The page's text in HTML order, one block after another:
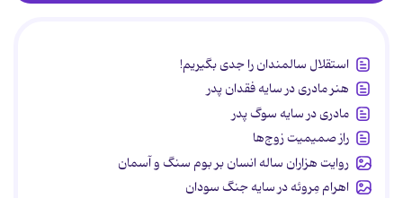
استقلال سالمندان را جدی بگیریم!
هنر مادری در سایه‌ فقدان پدر
مادری در سایه سوگ پدر
راز صمیمیت زوج‌ها
روایت هزاران ساله انسان بر بوم سنگ و آسمان
اهرام مِروئه در سایه جنگ سودان